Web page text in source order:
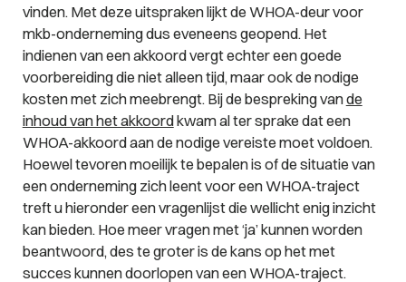
vinden. Met deze uitspraken lijkt de WHOA-deur voor
mkb-onderneming dus eveneens geopend. Het
indienen van een akkoord vergt echter een goede
voorbereiding die niet alleen tijd, maar ook de nodige
kosten met zich meebrengt. Bij de bespreking vande
inhoud van het akkoordkwam al ter sprake dat een
WHOA-akkoord aan de nodige vereiste moet voldoen.
Hoewel tevoren moeilijk te bepalen is of de situatie van
een onderneming zich leent voor een WHOA-traject
treft u hieronder een vragenlijst die wellicht enig inzicht
kan bieden. Hoe meer vragen met ‘ja’ kunnen worden
beantwoord, des te groter is de kans op het met
succes kunnen doorlopen van een WHOA-traject.